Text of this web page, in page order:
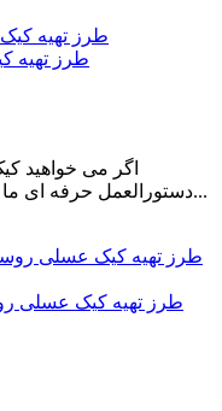
طرز تهیه
اگر می خواهید
دستورالعمل حرفه ای ما را دنبال کنید. یک کیک سالم و ارگانیک را...
طرز تهیه کیک عسلی